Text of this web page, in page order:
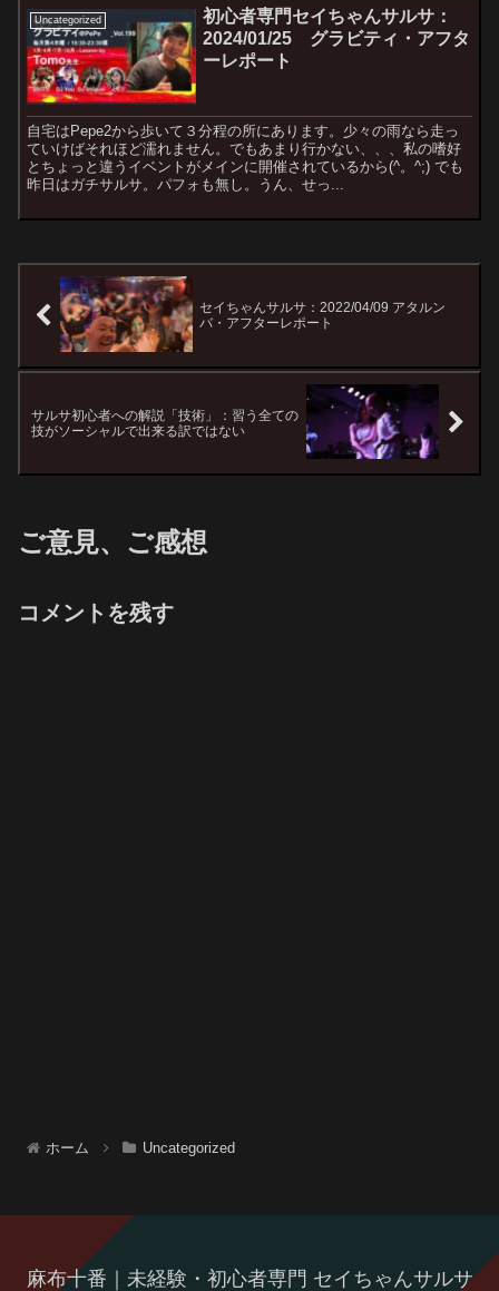
Uncategorized
初心者専門セイちゃんサルサ：
2024/01/25 グラビティ・アフタ
ーレポート
自宅はPepe2から歩いて３分程の所にあります。少々の雨なら走っ
ていけばそれほど濡れません。でもあまり行かない、、、私の嗜好
とちょっと違うイベントがメインに開催されているから(^。^;) でも
昨日はガチサルサ。パフォも無し。うん、せっ...
セイちゃんサルサ：2022/04/09 アタルン
バ・アフターレポート
サルサ初心者への解説「技術」：習う全ての
技がソーシャルで出来る訳ではない
ご意見、ご感想
コメントを残す
ホーム Uncategorized
麻布十番｜未経験・初心者専門 セイちゃんサルサ